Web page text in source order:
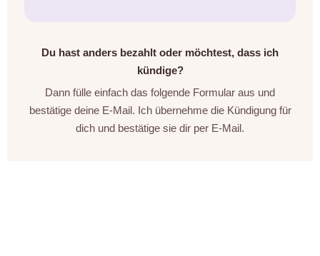
Du hast anders bezahlt oder möchtest, dass ich
kündige?
Dann fülle einfach das folgende Formular aus und
bestätige deine E-Mail. Ich übernehme die Kündigung für
dich und bestätige sie dir per E-Mail.